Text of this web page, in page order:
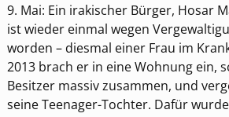
9. Mai: Ein irakischer Bürger, Hosar
ist wieder einmal wegen
worden – diesmal einer Frau im
2013 brach er in eine Wohnung ein,
Besitzer massiv zusammen, und
seine Teenager-Tochter. Dafür